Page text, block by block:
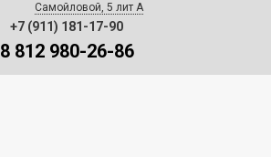
Самойловой, 5 лит А
+7 (911) 181-17-90
8 812 980-26-86